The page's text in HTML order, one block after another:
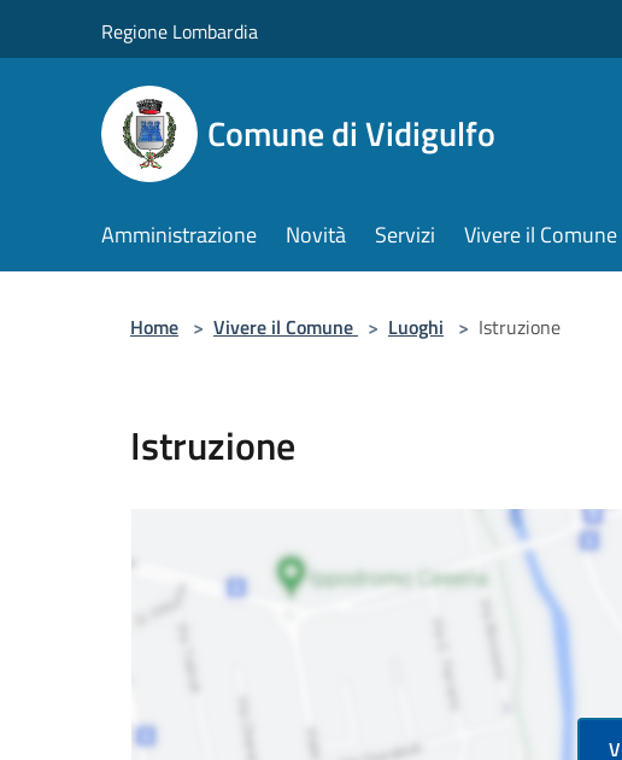
Regione Lombardia
Comune di Vidigulfo
Amministrazione Novità Servizi Vivere il Comune
Home > Vivere il Comune > Luoghi > Istruzione
Istruzione